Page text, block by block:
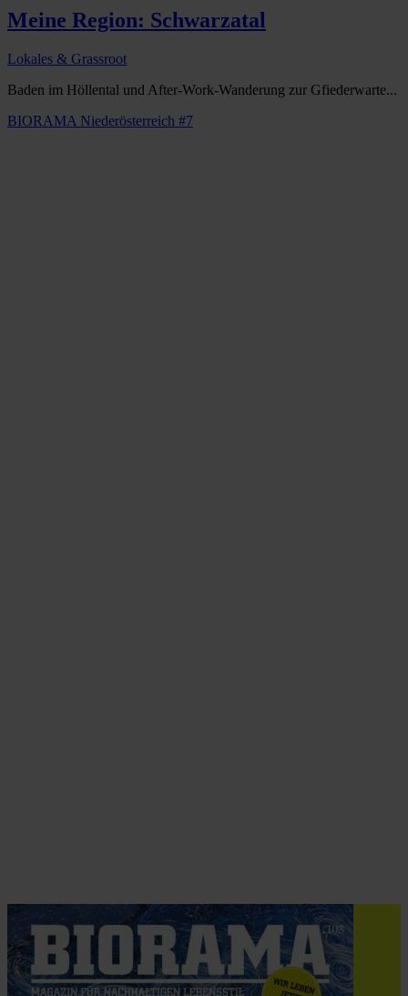
Meine Region: Schwarzatal
Lokales & Grassroot
Baden im Höllental und After-Work-Wanderung zur Gfiederwarte...
BIORAMA Niederösterreich #7